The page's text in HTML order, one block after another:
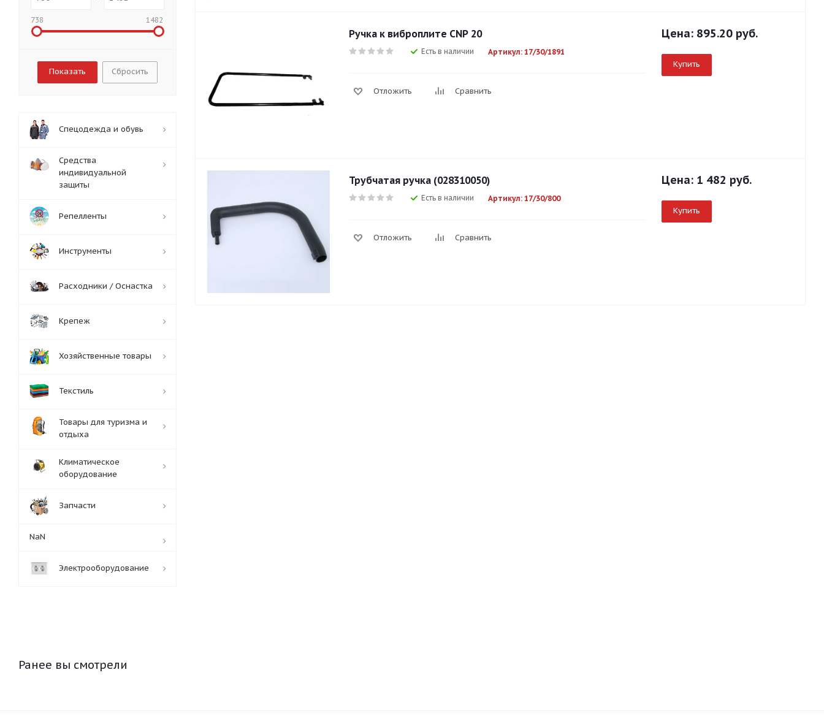
Ручка к виброплите CNP 20
Есть в наличии Артикул: 17/30/1891
Отложить Сравнить
Цена: 895.20 руб.
Купить
Трубчатая ручка (028310050)
Есть в наличии Артикул: 17/30/800
Отложить Сравнить
Цена: 1 482 руб.
Купить
738 1482
Сбросить
Спецодежда и обувь
Средства
индивидуальной
защиты
Репелленты
Инструменты
Расходники / Оснастка
Крепеж
Хозяйственные товары
Текстиль
Товары для туризма и
отдыха
Климатическое
оборудование
Запчасти
NaN
Электрооборудование
Ранее вы смотрели